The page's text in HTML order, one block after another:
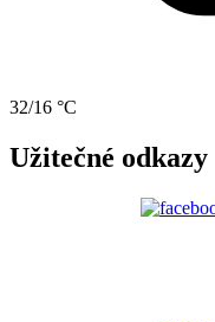
32/16 °C
Užitečné odkazy